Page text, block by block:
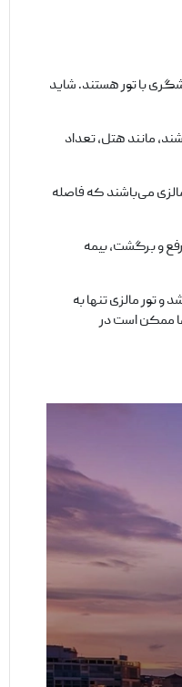
با تور هستند. شاید
مانند هتل، تعداد
می‌باشند که فاصله
و برگشت، بیمه
تور مالزی تنها به
ممکن است در